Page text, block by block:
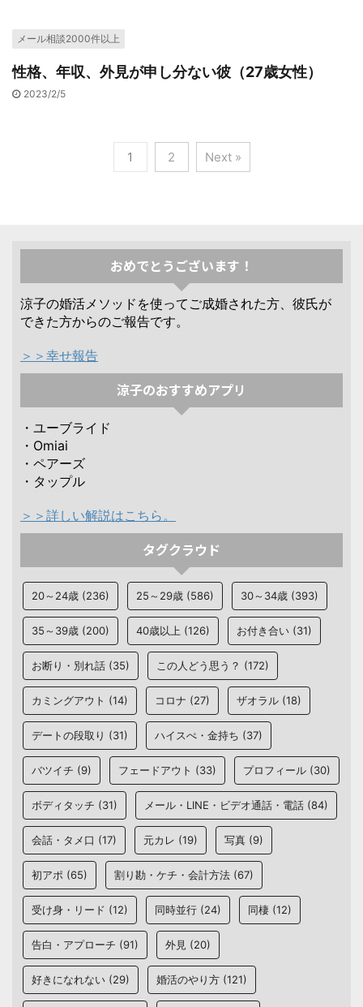
メール相談2000件以上
性格、年収、外見が申し分ない彼（27歳女性）
2023/2/5
1 2 Next »
おめでとうございます！
涼子の婚活メソッドを使ってご成婚された方、彼氏が
できた方からのご報告です。
＞＞幸せ報告
涼子のおすすめアプリ
・ユーブライド
・Omiai
・ペアーズ
・タップル
＞＞詳しい解説はこちら。
タグクラウド
20～24歳 (236) 25～29歳 (586) 30～34歳 (393)
35～39歳 (200) 40歳以上 (126) お付き合い (31)
お断り・別れ話 (35) この人どう思う？ (172)
カミングアウト (14) コロナ (27) ザオラル (18)
デートの段取り (31) ハイスぺ・金持ち (37)
バツイチ (9) フェードアウト (33) プロフィール (30)
ボディタッチ (31) メール・LINE・ビデオ通話・電話 (84)
会話・タメ口 (17) 元カレ (19) 写真 (9)
初アポ (65) 割り勘・ケチ・会計方法 (67)
受け身・リード (12) 同時並行 (24) 同棲 (12)
告白・アプローチ (91) 外見 (20)
好きになれない (29) 婚活のやり方 (121)